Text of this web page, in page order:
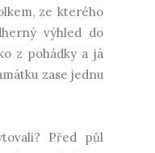
ze kterého
výhled do
z pohádky a já
zase jednu
Před půl